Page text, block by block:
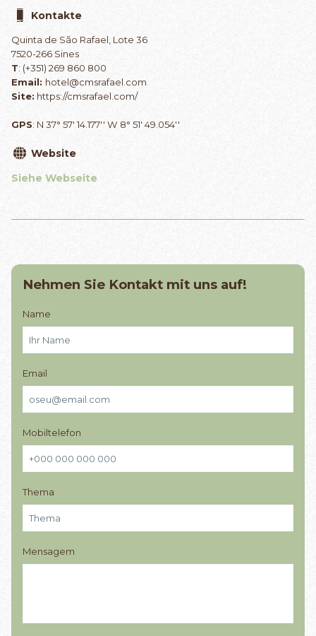
Kontakte
Quinta de São Rafael, Lote 36
7520-266 Sines
T: (+351) 269 860 800
Email: hotel@cmsrafael.com
Site: https://cmsrafael.com/
GPS: N 37° 57' 14.177'' W 8° 51' 49.054''
Website
Siehe Webseite
Nehmen Sie Kontakt mit uns auf!
Name
Email
Mobiltelefon
Thema
Mensagem